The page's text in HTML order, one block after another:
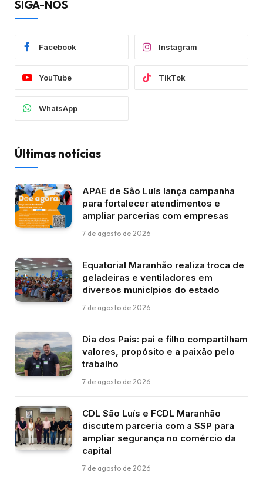
SIGA-NOS
Facebook Instagram
YouTube TikTok
WhatsApp
Últimas notícias
APAE de São Luís lança campanha
para fortalecer atendimentos e
ampliar parcerias com empresas
7 de agosto de 2026
Equatorial Maranhão realiza troca de
geladeiras e ventiladores em
diversos municípios do estado
7 de agosto de 2026
Dia dos Pais: pai e filho compartilham
valores, propósito e a paixão pelo
trabalho
7 de agosto de 2026
CDL São Luís e FCDL Maranhão
discutem parceria com a SSP para
ampliar segurança no comércio da
capital
7 de agosto de 2026